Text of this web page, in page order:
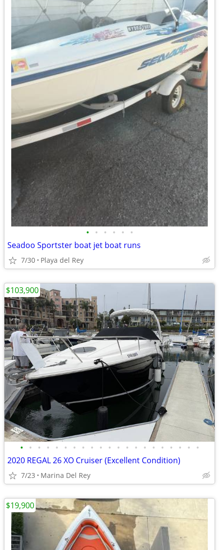
• • • • • •
Seadoo Sportster boat jet boat runs
7/30 Playa del Rey
• • • • • • • • • • • • • • • • • • • • •
2020 REGAL 26 XO Cruiser (Excellent Condition)
7/23 Marina Del Rey
$103,900
$19,900